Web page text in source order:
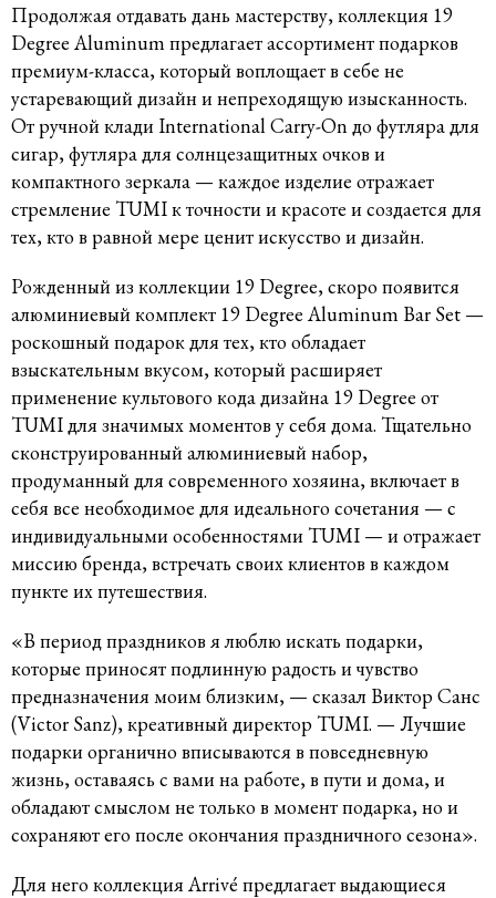
Продолжая отдавать дань мастерству, коллекция 19
Degree Aluminum предлагает ассортимент подарков
премиум-класса, который воплощает в себе не
устаревающий дизайн и непреходящую изысканность.
От ручной клади International Carry-On до футляра для
сигар, футляра для солнцезащитных очков и
компактного зеркала — каждое изделие отражает
стремление TUMI к точности и красоте и создается для
тех, кто в равной мере ценит искусство и дизайн.
Рожденный из коллекции 19 Degree, скоро появится
алюминиевый комплект 19 Degree Aluminum Bar Set —
роскошный подарок для тех, кто обладает
взыскательным вкусом, который расширяет
применение культового кода дизайна 19 Degree от
TUMI для значимых моментов у себя дома. Тщательно
сконструированный алюминиевый набор,
продуманный для современного хозяина, включает в
себя все необходимое для идеального сочетания — с
индивидуальными особенностями TUMI — и отражает
миссию бренда, встречать своих клиентов в каждом
пункте их путешествия.
«В период праздников я люблю искать подарки,
которые приносят подлинную радость и чувство
предназначения моим близким, — сказал Виктор Санс
(Victor Sanz), креативный директор TUMI. — Лучшие
подарки органично вписываются в повседневную
жизнь, оставаясь с вами на работе, в пути и дома, и
обладают смыслом не только в момент подарка, но и
сохраняют его после окончания праздничного сезона».
Для него коллекция Arrivé предлагает выдающиеся